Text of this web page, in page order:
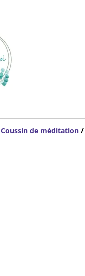
Coussin de méditation /